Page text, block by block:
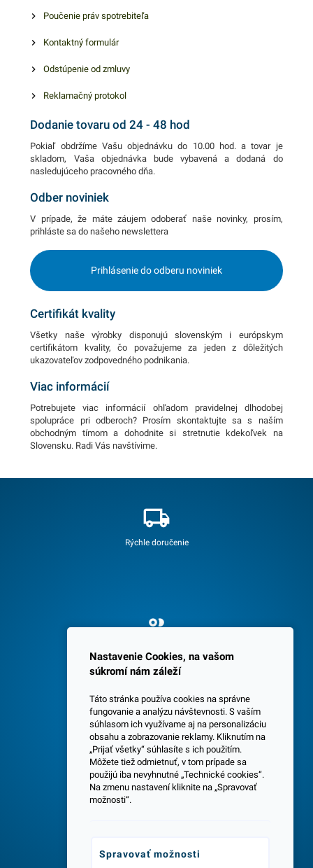
Poučenie práv spotrebiteľa
Kontaktný formulár
Odstúpenie od zmluvy
Reklamačný protokol
Dodanie tovaru od 24 - 48 hod
Pokiaľ obdržíme Vašu objednávku do 10.00 hod. a tovar je
skladom, Vaša objednávka bude vybavená a dodaná do
nasledujúceho pracovného dňa.
Odber noviniek
V prípade, že máte záujem odoberať naše novinky, prosím,
prihláste sa do našeho newslettera
Prihlásenie do odberu noviniek
Certifikát kvality
Všetky naše výrobky disponujú slovenským i európskym
certifikátom kvality, čo považujeme za jeden z dôležitých
ukazovateľov zodpovedného podnikania.
Viac informácií
Potrebujete viac informácií ohľadom pravidelnej dlhodobej
spolupráce pri odberoch? Prosím skontaktujte sa s naším
obchodným tímom a dohodnite si stretnutie kdekoľvek na
Slovensku. Radi Vás navštívime.
Rýchle doručenie
Spokojných 3600 zákazníkov
Centrála a predajňa v Senci
Nastavenie Cookies, na vašom
súkromí nám záleží
Táto stránka používa cookies na správne
fungovanie a analýzu návštevnosti. S vaším
súhlasom ich využívame aj na personalizáciu
obsahu a zobrazovanie reklamy. Kliknutím na
„Prijať všetky“ súhlasíte s ich použitím.
Môžete tiež odmietnuť, v tom prípade sa
použijú iba nevyhnutné „Technické cookies“.
Na zmenu nastavení kliknite na „Spravovať
možnosti“.
Spravovať možnosti